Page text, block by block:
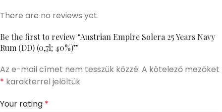
There are no reviews yet.
Be the first to review “Austrian Empire Solera 25 Years Navy
Rum (DD) (0,7l; 40%)”
Az e-mail címet nem tesszük közzé. A kötelező mezőket
* karakterrel jelöltük
Your rating *